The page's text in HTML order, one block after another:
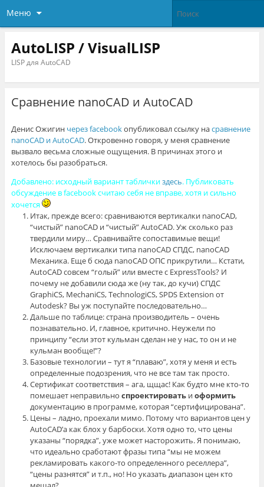
Меню
AutoLISP / VisualLISP
LISP для AutoCAD
Сравнение nanoCAD и AutoCAD
Денис Ожигин через facebookопубликовал ссылку насравнение
nanoCAD и AutoCAD. Откровенно говоря, у меня сравнение
вызвало весьма сложные ощущения. В причинах этого и
хотелось бы разобраться.
Добавлено: исходный вариант табличкиздесь. Публиковать
обсуждение в facebook считаю себя не вправе, хотя и сильно
хочется
Итак, прежде всего: сравниваются вертикалки nanoCAD,
“чистый” nanoCAD и “чистый” AutoCAD. Уж сколько раз
твердили миру… Сравнивайте сопоставимые вещи!
Исключаем вертикалки типа nanoCAD СПДС, nanoCAD
Механика. Еще б сюда nanoCAD ОПС прикрутили… Кстати,
AutoCAD совсем “голый” или вместе с ExpressTools? И
почему не добавили сюда же (ну так, до кучи) СПДС
GraphiCS, MechaniCS, TechnologiCS, SPDS Extension от
Autodesk? Вы уж поступайте последовательно…
Дальше по таблице: страна производитель – очень
познавательно. И, главное, критично. Неужели по
принципу “если этот кульман сделан не у нас, то он и не
кульман вообще!”?
Базовые технологии – тут я “плаваю”, хотя у меня и есть
определенные подозрения, что не все там так просто.
Сертификат соответствия – ага, щщас! Как будто мне кто-то
помешает неправильноспроектировать иоформить
документацию в программе, которая “сертифицирована”.
Цены – ладно, проехали мимо. Потому что вариантов цен у
AutoCAD’a как блох у барбоски. Хотя одно то, что цены
указаны “порядка”, уже может насторожить. Я понимаю,
что идеально сработают фразы типа “мы не можем
рекламировать какого-то определенного реселлера”,
“цены разнятся” и т.п., но! Но указать диапазон цен кто